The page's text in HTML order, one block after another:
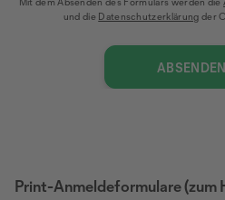
und die Datenschutzerklärung der
Print-Anmeldeformulare (zum